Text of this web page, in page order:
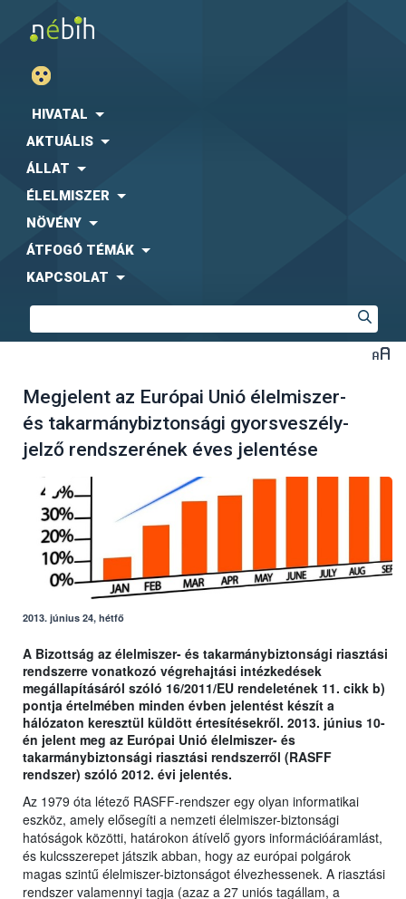
HIVATAL
AKTUÁLIS
ÁLLAT
ÉLELMISZER
NÖVÉNY
ÁTFOGÓ TÉMÁK
KAPCSOLAT
Megjelent az Európai Unió élelmiszer-
és takarmánybiztonsági gyorsveszély-
jelző rendszerének éves jelentése
2013. június 24, hétfő
A Bizottság az élelmiszer- és takarmánybiztonsági riasztási
rendszerre vonatkozó végrehajtási intézkedések
megállapításáról szóló 16/2011/EU rendeletének 11. cikk b)
pontja értelmében minden évben jelentést készít a
hálózaton keresztül küldött értesítésekről. 2013. június 10-
én jelent meg az Európai Unió élelmiszer- és
takarmánybiztonsági riasztási rendszerről (RASFF
rendszer) szóló 2012. évi jelentés.
Az 1979 óta létező RASFF-rendszer egy olyan informatikai
eszköz, amely elősegíti a nemzeti élelmiszer-biztonsági
hatóságok közötti, határokon átívelő gyors információáramlást,
és kulcsszerepet játszik abban, hogy az európai polgárok
magas szintű élelmiszer-biztonságot élvezhessenek. A riasztási
rendszer valamennyi tagja (azaz a 27 uniós tagállam, a